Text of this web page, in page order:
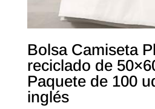
Bolsa Camiseta
reciclado de
Paquete de 100
inglés